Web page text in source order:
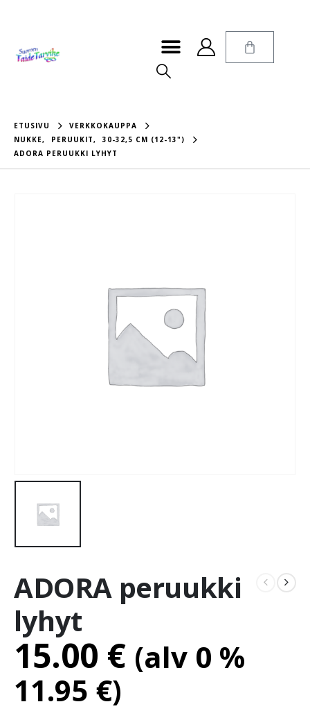
ETUSIVU
VERKKOKAUPPA
NUKKE, PERUUKIT,
30-32,5 CM (12-13")
ADORA PERUUKKI LYHYT
ADORA peruukki
lyhyt
15.00 € (alv 0 %
11.95 €)